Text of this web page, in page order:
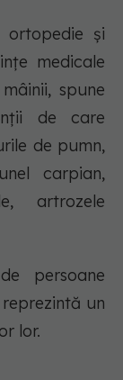
ortopedie şi
medicale
spune
de care
de pumn,
carpian,
artrozele
persoane
un
lor.